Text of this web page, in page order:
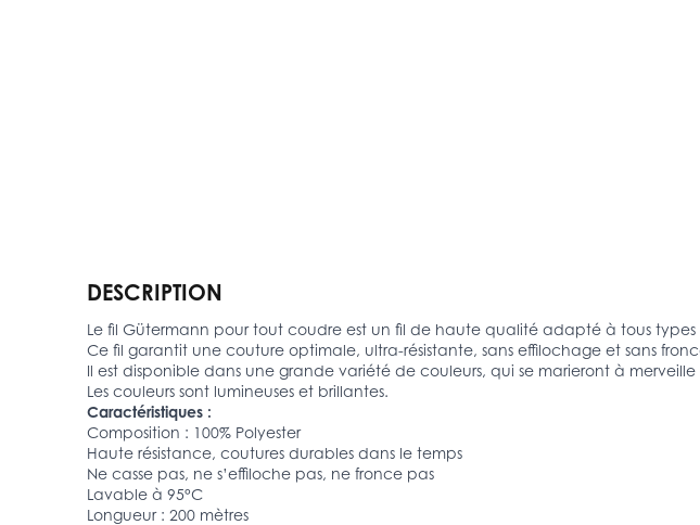
DESCRIPTION
Le fil Gütermann pour tout coudre est un fil de haute qualité adapté à tous types
Ce fil garantit une couture optimale, ultra-résistante, sans effilochage et sans
Il est disponible dans une grande variété de couleurs, qui se marieront à
Les couleurs sont lumineuses et brillantes.
Caractéristiques :
Composition : 100% Polyester
Haute résistance, coutures durables dans le temps
Ne casse pas, ne s’effiloche pas, ne fronce pas
Lavable à 95°C
Longueur : 200 mètres